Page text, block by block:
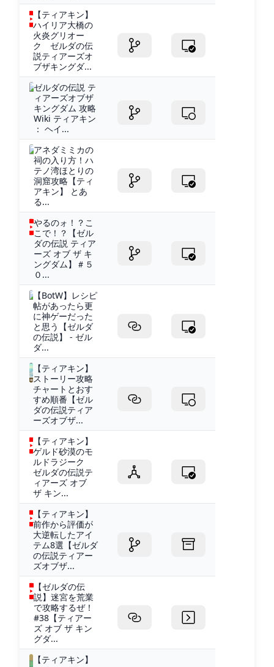
【ティアキン】
ハイリア大橋の
火炎グリオー
ク ゼルダの伝
説ティアーズオ
ブザキングダ...
ゼルダの伝説 テ
ィアーズオブザ
キングダム 攻略
Wiki ティアキン
： ヘイ...
アネダミミカの
祠の入り方！ハ
テノ湾ほとりの
洞窟攻略【ティ
アキン】 とあ
る...
やるのォ！？こ
こで！？【ゼル
ダの伝説 ティア
ーズ オブ ザ キ
ングダム】＃５
０...
【BotW】レシピ
帖があったら更
に神ゲーだった
と思う【ゼルダ
の伝説】 - ゼル
ダ...
【ティアキン】
ストーリー攻略
チャートとおす
すめ順番【ゼル
ダの伝説ティア
ーズオブザ...
【ティアキン】
ゲルド砂漠のモ
ルドラジーク
ゼルダの伝説テ
ィアーズ オブ
ザ キン...
【ティアキン】
前作から評価が
大逆転したアイ
テム8選【ゼルダ
の伝説ティアー
ズオブザ...
【ゼルダの伝
説】迷宮を荒業
で攻略するぜ！
#38【ティアー
ズ オブ ザ キン
グダ...
【ティアキン】